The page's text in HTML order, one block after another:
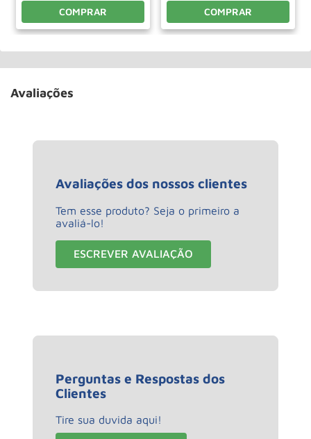
COMPRAR COMPRAR
Avaliações
Avaliações dos nossos clientes
Tem esse produto? Seja o primeiro a
avaliá-lo!
ESCREVER AVALIAÇÃO
Perguntas e Respostas dos
Clientes
Tire sua duvida aqui!